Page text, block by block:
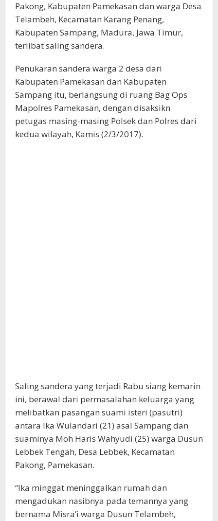
Pakong, Kabupaten Pamekasan dan warga Desa
Telambeh, Kecamatan Karang Penang,
Kabupaten Sampang, Madura, Jawa Timur,
terlibat saling sandera.
Penukaran sandera warga 2 desa dari
Kabupaten Pamekasan dan Kabupaten
Sampang itu, berlangsung di ruang Bag Ops
Mapolres Pamekasan, dengan disaksikn
petugas masing-masing Polsek dan Polres dari
kedua wilayah, Kamis (2/3/2017).
Saling sandera yang terjadi Rabu siang kemarin
ini, berawal dari permasalahan keluarga yang
melibatkan pasangan suami isteri (pasutri)
antara Ika Wulandari (21) asal Sampang dan
suaminya Moh Haris Wahyudi (25) warga Dusun
Lebbek Tengah, Desa Lebbek, Kecamatan
Pakong, Pamekasan.
“Ika minggat meninggalkan rumah dan
mengadukan nasibnya pada temannya yang
bernama Misra’i warga Dusun Telambeh,